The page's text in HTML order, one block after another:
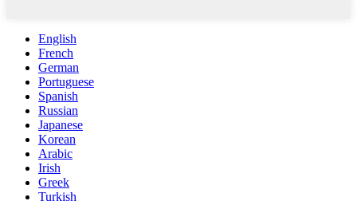
English
French
German
Portuguese
Spanish
Russian
Japanese
Korean
Arabic
Irish
Greek
Turkish